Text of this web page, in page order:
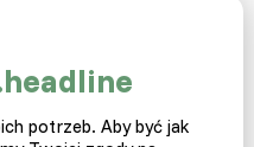
właściwy hodowca.
potrzeb. Aby być jak